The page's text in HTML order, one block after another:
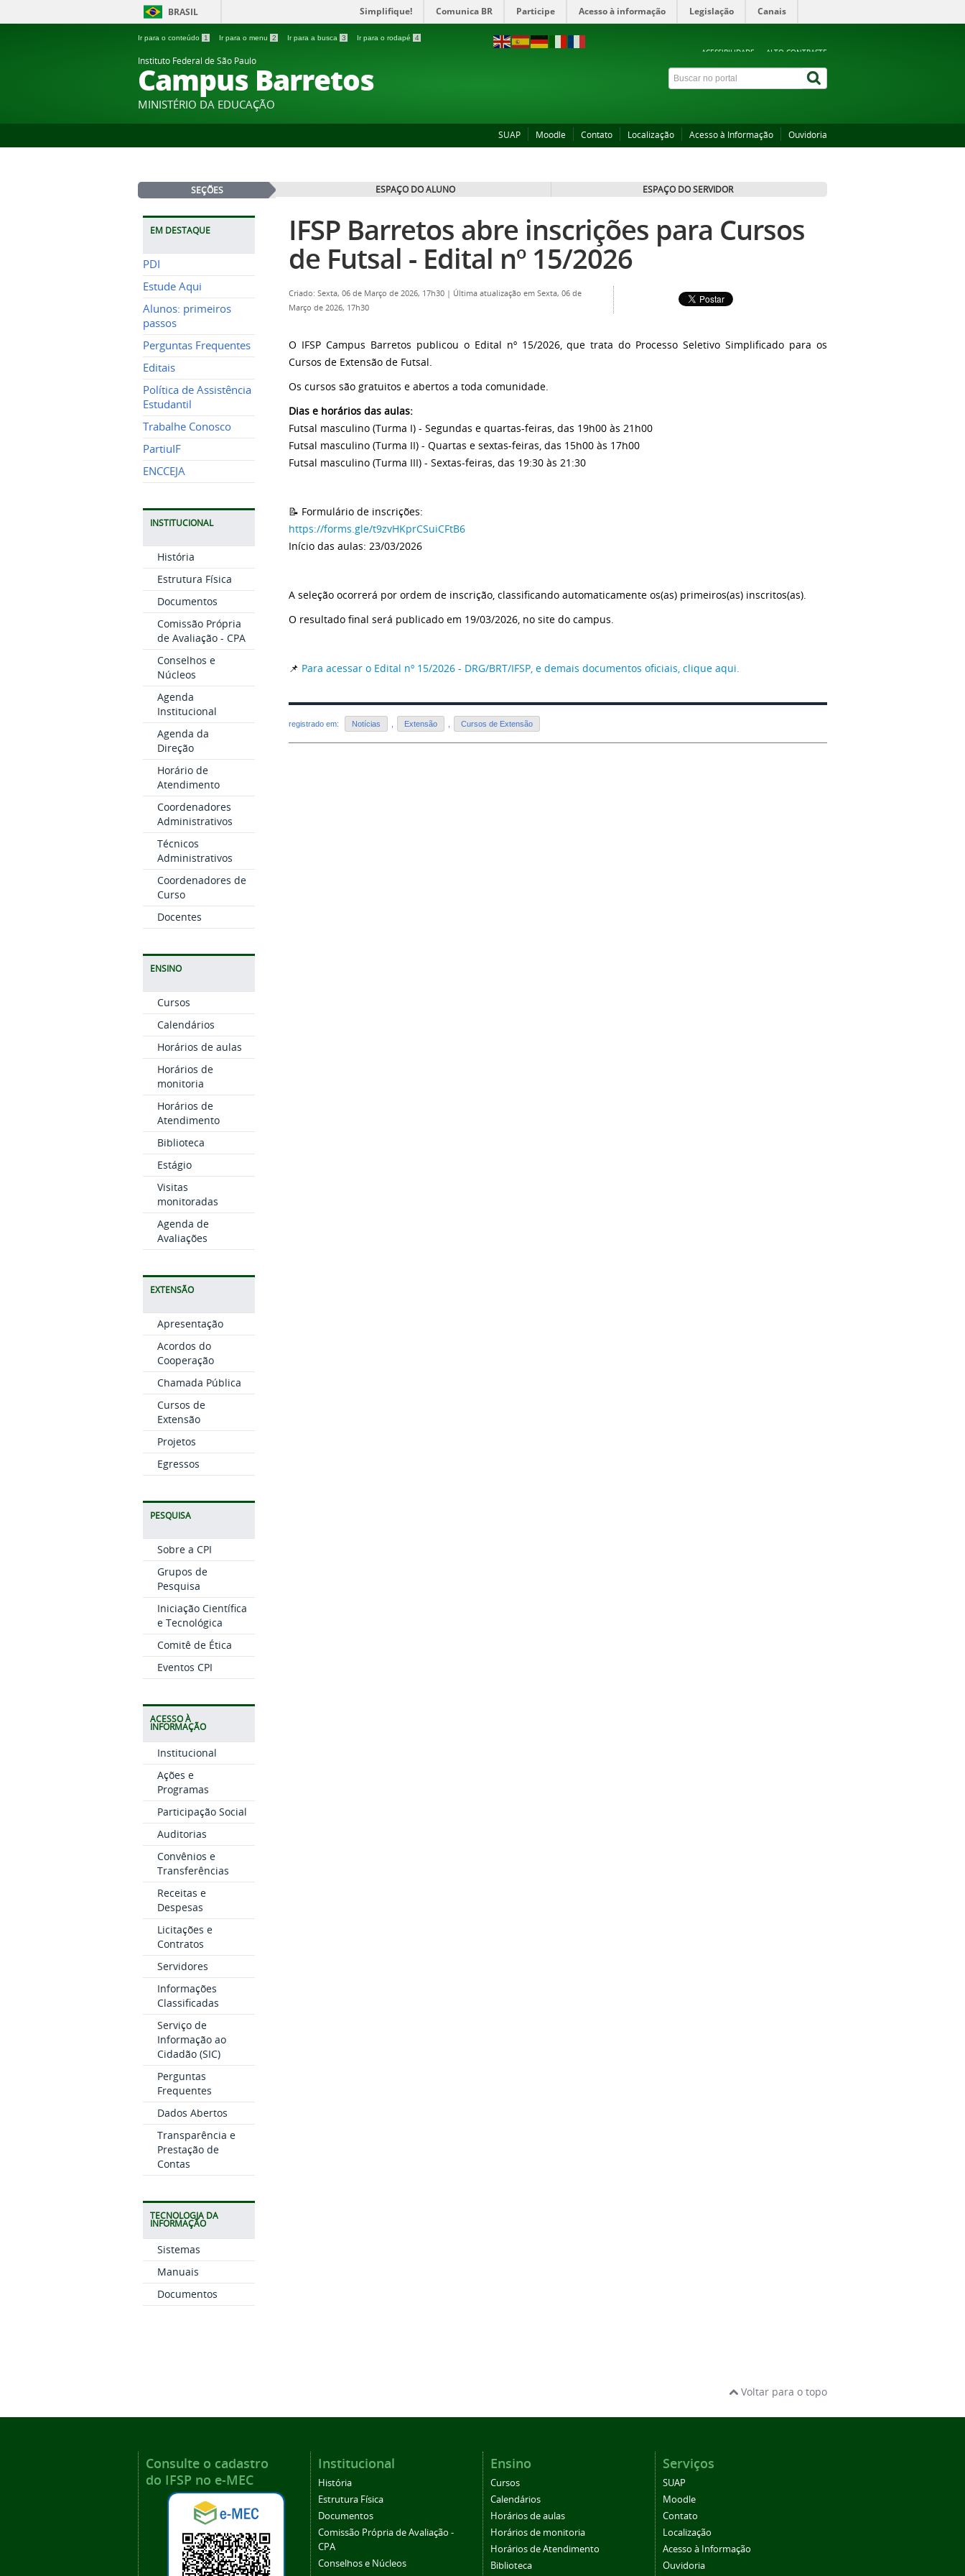
BRASIL Simplifique! Comunica BR Participe Acesso à informação Legislação Canais
Ir para o conteúdo 1 Ir para o menu 2 Ir para a busca 3 Ir para o rodapé 4
ACESSIBILIDADE ALTO CONTRASTE
Instituto Federal de São Paulo
Campus Barretos
MINISTÉRIO DA EDUCAÇÃO
SUAP Moodle Contato Localização Acesso à Informação Ouvidoria
SEÇÕES ESPAÇO DO ALUNO ESPAÇO DO SERVIDOR
EM DESTAQUE
PDI
Estude Aqui
Alunos: primeiros
passos
Perguntas Frequentes
Editais
Política de Assistência
Estudantil
Trabalhe Conosco
PartiuIF
ENCCEJA
INSTITUCIONAL
História
Estrutura Física
Documentos
Comissão Própria
de Avaliação - CPA
Conselhos e
Núcleos
Agenda
Institucional
Agenda da
Direção
Horário de
Atendimento
Coordenadores
Administrativos
Técnicos
Administrativos
Coordenadores de
Curso
Docentes
ENSINO
Cursos
Calendários
Horários de aulas
Horários de
monitoria
Horários de
Atendimento
Biblioteca
Estágio
Visitas
monitoradas
Agenda de
Avaliações
EXTENSÃO
Apresentação
Acordos do
Cooperação
Chamada Pública
Cursos de
Extensão
Projetos
Egressos
PESQUISA
Sobre a CPI
Grupos de
Pesquisa
Iniciação Científica
e Tecnológica
Comitê de Ética
Eventos CPI
ACESSO À
INFORMAÇÃO
Institucional
Ações e
Programas
Participação Social
Auditorias
Convênios e
Transferências
Receitas e
Despesas
Licitações e
Contratos
Servidores
Informações
Classificadas
Serviço de
Informação ao
Cidadão (SIC)
Perguntas
Frequentes
Dados Abertos
Transparência e
Prestação de
Contas
TECNOLOGIA DA
INFORMAÇÃO
Sistemas
Manuais
Documentos
IFSP Barretos abre inscrições para Cursos
de Futsal - Edital nº 15/2026
Criado: Sexta, 06 de Março de 2026, 17h30 | Última atualização em Sexta, 06 de
Março de 2026, 17h30
O IFSP Campus Barretos publicou o Edital nº 15/2026, que trata do Processo Seletivo Simplificado para os
Cursos de Extensão de Futsal.
Os cursos são gratuitos e abertos a toda comunidade.
Dias e horários das aulas:
Futsal masculino (Turma I) - Segundas e quartas-feiras, das 19h00 às 21h00
Futsal masculino (Turma II) - Quartas e sextas-feiras, das 15h00 às 17h00
Futsal masculino (Turma III) - Sextas-feiras, das 19:30 às 21:30
📝 Formulário de inscrições:
https://forms.gle/t9zvHKprCSuiCFtB6
Início das aulas: 23/03/2026
A seleção ocorrerá por ordem de inscrição, classificando automaticamente os(as) primeiros(as) inscritos(as).
O resultado final será publicado em 19/03/2026, no site do campus.
📌 Para acessar o Edital nº 15/2026 - DRG/BRT/IFSP, e demais documentos oficiais, clique aqui.
registrado em: Notícias Extensão Cursos de Extensão
Voltar para o topo
Consulte o cadastro
do IFSP no e-MEC
Institucional
História
Estrutura Física
Documentos
Comissão Própria de Avaliação -
CPA
Conselhos e Núcleos
Ensino
Cursos
Calendários
Horários de aulas
Horários de monitoria
Horários de Atendimento
Biblioteca
Serviços
SUAP
Moodle
Contato
Localização
Acesso à Informação
Ouvidoria